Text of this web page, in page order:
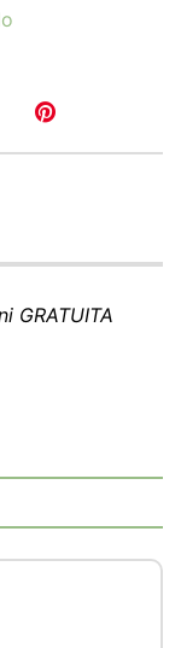
GRATUITA